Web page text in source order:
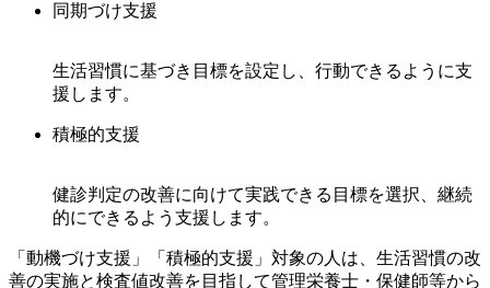
同期づけ支援
生活習慣に基づき目標を設定し、行動できるように支
援します。
積極的支援
健診判定の改善に向けて実践できる目標を選択、継続
的にできるよう支援します。
「動機づけ支援」「積極的支援」対象の人は、生活習慣の改
善の実施と検査値改善を目指して管理栄養士・保健師等から